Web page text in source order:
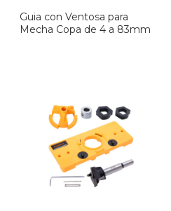
Guia con Ventosa para
Mecha Copa de 4 a 83mm